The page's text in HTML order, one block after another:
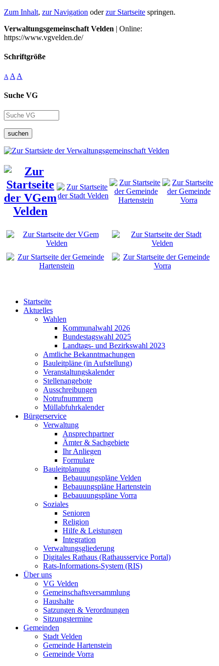
Zum Inhalt, zur Navigation oderzur Startseite springen.
Verwaltungsgemeinschaft Velden | Online:
https://www.vgvelden.de/
Schriftgröße
A A A
Suche VG
suchen
Startseite
Aktuelles
Wahlen
Kommunalwahl 2026
Bundestagswahl 2025
Landtags- und Bezirkswahl 2023
Amtliche Bekanntmachungen
Bauleitpläne (in Aufstellung)
Veranstaltungskalender
Stellenangebote
Ausschreibungen
Notrufnummern
Müllabfuhrkalender
Bürgerservice
Verwaltung
Ansprechpartner
Ämter & Sachgebiete
Ihr Anliegen
Formulare
Bauleitplanung
Bebauuungspläne Velden
Bebauungspläne Hartenstein
Bebauuungspläne Vorra
Soziales
Senioren
Religion
Hilfe & Leistungen
Integration
Verwaltungsgliederung
Digitales Rathaus (Rathausservice Portal)
Rats-Informations-System (RIS)
Über uns
VG Velden
Gemeinschaftsversammlung
Haushalte
Satzungen & Verordnungen
Sitzungstermine
Gemeinden
Stadt Velden
Gemeinde Hartenstein
Gemeinde Vorra